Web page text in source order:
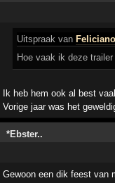
Uitspraak van Feliciano
Hoe vaak ik deze
Ik heb hem ook al best
Vorige jaar was het
*Ebster..
Gewoon een dik feest van